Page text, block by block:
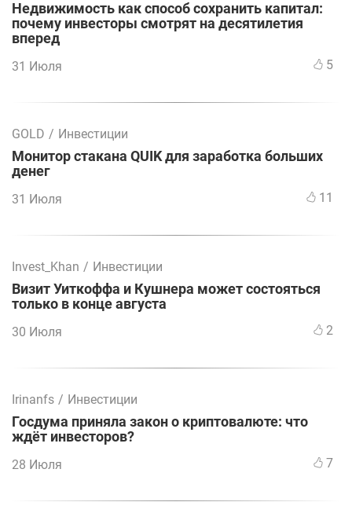
Недвижимость как способ сохранить капитал:
почему инвесторы смотрят на десятилетия
вперед
31 Июля 5
GOLD / Инвестиции
Монитор стакана QUIK для заработка больших
денег
31 Июля 11
Invest_Khan / Инвестиции
Визит Уиткоффа и Кушнера может состояться
только в конце августа
30 Июля 2
Irinanfs / Инвестиции
Госдума приняла закон о криптовалюте: что
ждёт инвесторов?
28 Июля 7